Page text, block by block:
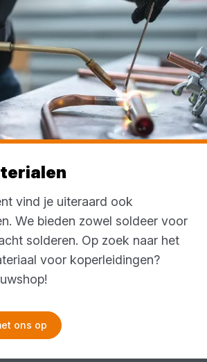
vind je uiteraard ook
We bieden zowel soldeer voor
solderen. Op zoek naar het
voor koperleidingen?
ons op